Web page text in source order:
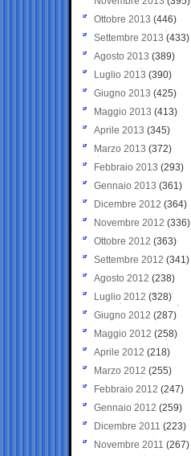
Ottobre 2013 (446)
Settembre 2013 (433)
Agosto 2013 (389)
Luglio 2013 (390)
Giugno 2013 (425)
Maggio 2013 (413)
Aprile 2013 (345)
Marzo 2013 (372)
Febbraio 2013 (293)
Gennaio 2013 (361)
Dicembre 2012 (364)
Novembre 2012 (336)
Ottobre 2012 (363)
Settembre 2012 (341)
Agosto 2012 (238)
Luglio 2012 (328)
Giugno 2012 (287)
Maggio 2012 (258)
Aprile 2012 (218)
Marzo 2012 (255)
Febbraio 2012 (247)
Gennaio 2012 (259)
Dicembre 2011 (223)
Novembre 2011 (267)